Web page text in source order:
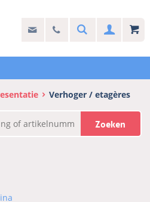
info@akb.nl
Stel uw vraag
030 69 50 814Search
Verhoger / etagères
Zoeken